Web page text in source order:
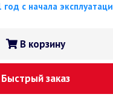
с начала
В корзину
Быстрый заказ